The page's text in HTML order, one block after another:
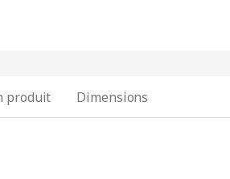
produit Dimensions